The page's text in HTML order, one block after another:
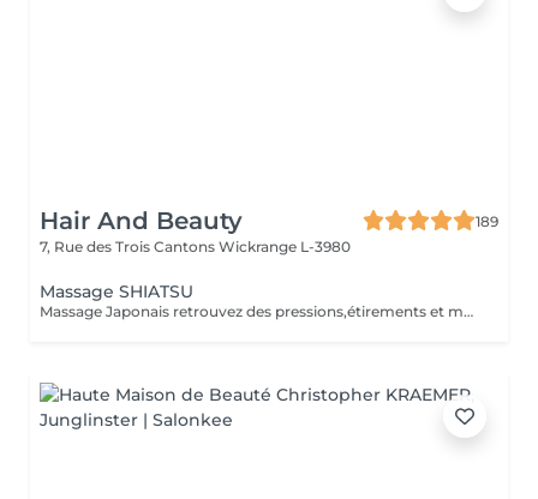
Hair And Beauty
189
7, Rue des Trois Cantons Wickrange L-3980
Massage SHIATSU
Massage Japonais retrouvez des pressions,étirements et mobilisations articulaires. Les pressions sont adaptées à votre choix, douces ou fortes Prévoir une tenue ample et des chaussettes propres.